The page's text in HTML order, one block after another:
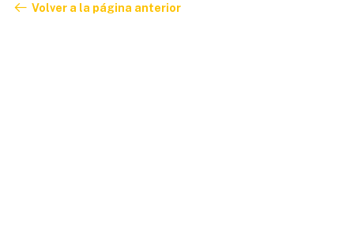
Volver a la página anterior